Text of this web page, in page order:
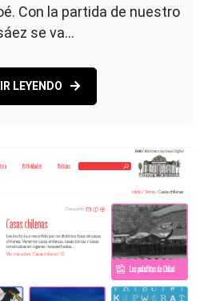
Con la partida de nuestro
se va…
LEYENDO